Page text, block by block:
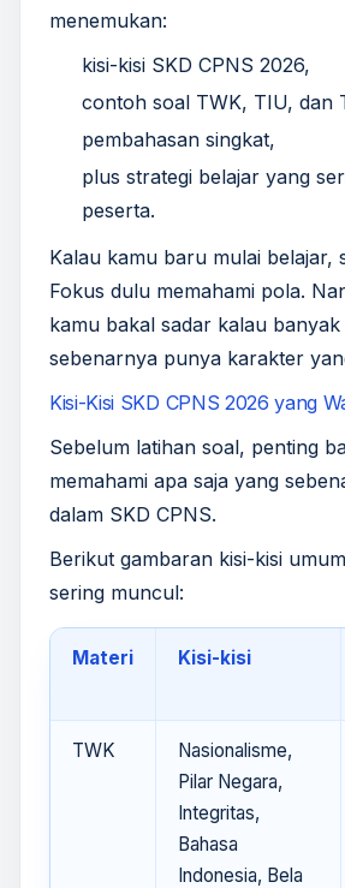
menemukan:
kisi-kisi SKD CPNS 2026,
contoh soal TWK, TIU, dan
pembahasan singkat,
plus strategi belajar yang
peserta.
Kalau kamu baru mulai belajar,
Fokus dulu memahami pola.
kamu bakal sadar kalau banyak
sebenarnya punya karakter
Kisi-Kisi SKD CPNS 2026 yang
Sebelum latihan soal, penting
memahami apa saja yang
dalam SKD CPNS.
Berikut gambaran kisi-kisi
sering muncul:
Materi Kisi-kisi
TWK
Nasionalisme,
Pilar Negara,
Integritas,
Bahasa
Indonesia, Bela